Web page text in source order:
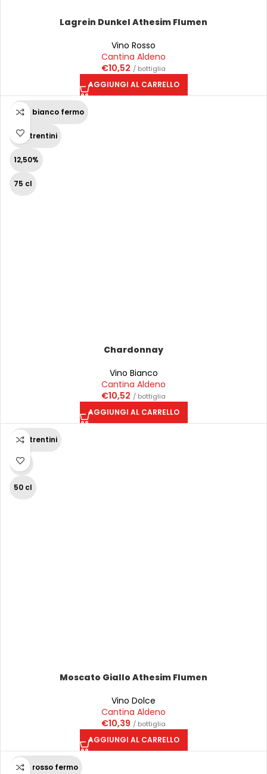
Lagrein Dunkel Athesim Flumen
Vino Rosso
Cantina Aldeno
€10,52 / bottiglia
AGGIUNGI AL CARRELLO
Vino bianco fermo
Vini trentini
12,50%
75 cl
Chardonnay
Vino Bianco
Cantina Aldeno
€10,52 / bottiglia
AGGIUNGI AL CARRELLO
Vini trentini
12%
50 cl
Moscato Giallo Athesim Flumen
Vino Dolce
Cantina Aldeno
€10,39 / bottiglia
AGGIUNGI AL CARRELLO
Vino rosso fermo